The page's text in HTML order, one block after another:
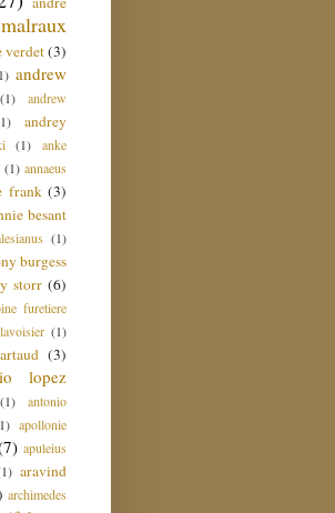
verdet(3)
andrew
(1)
andrew
andrey
(1)
anke
(1) annaeus
frank (3)
besant
(1)
burgess
storr (6)
furetiere
(1)
(3)
lopez
(1)
antonio
apollonie
apuleius
aravind
archimedes